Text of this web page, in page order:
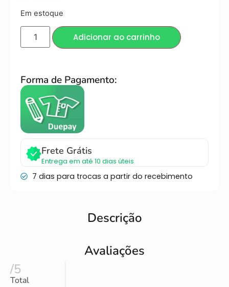
Em estoque
Adicionar ao carrinho
Forma de Pagamento:
Frete Grátis
Entrega em até 10 dias úteis
7 dias para trocas a partir do recebimento
Descrição
Avaliações
/5
Total